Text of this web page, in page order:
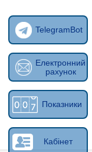
TelegramBot
Електронний
рахунок
Показники
Кабінет